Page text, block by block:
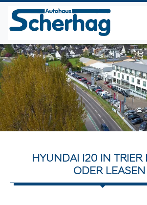
HYUNDAI I20 IN TRIER
ODER LEASEN